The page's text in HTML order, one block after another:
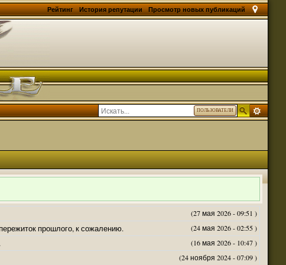
Просмотр новых публикаций
История репутации
Рейтинг
ПОЛЬЗОВАТЕЛИ
(27 мая 2026 - 09:51 )
(24 мая 2026 - 02:55 )
прошлого, к сожалению.
(16 мая 2026 - 10:47 )
(24 ноября 2024 - 07:09 )